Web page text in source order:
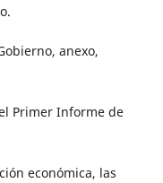
anexo,
Primer Informe de
económica, las